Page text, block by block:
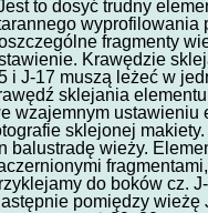
to dosyć trudny
wyprofilowania
fragmenty
Krawędzie
i J-17 muszą leżeć w
sklejania
wzajemnym ustawieniu
sklejonej
balustradę wieży.
do boków cz.
pomiędzy wieżę